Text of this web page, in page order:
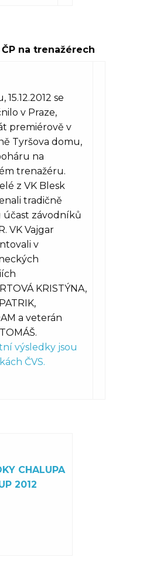
na trenažérech
15.12.2012 se
v Praze,
premiérově v
Tyršova domu,
na
trenažéru.
z VK Blesk
tradičně
účast závodníků
VK Vajgar
v
KRISTÝNA,
a veterán
výsledky jsou
ČVS.
CHALUPA
2012